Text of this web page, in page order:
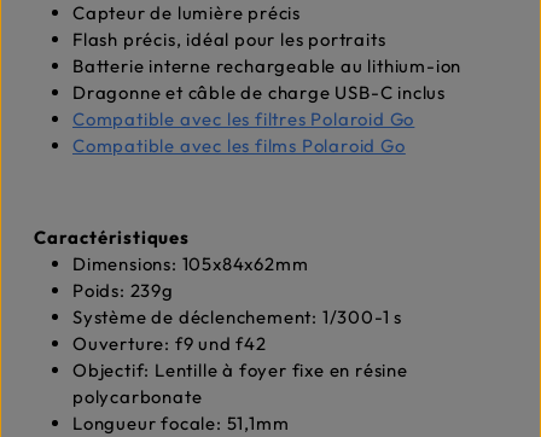
Capteur de lumière précis
Flash précis, idéal pour les portraits
Batterie interne rechargeable au lithium-ion
Dragonne et câble de charge USB-C inclus
Compatible avec les filtres Polaroid Go
Compatible avec les films Polaroid Go
Caractéristiques
Dimensions: 105x84x62mm
Poids: 239g
Système de déclenchement: 1/300-1 s
Ouverture: f9 und f42
Objectif: Lentille à foyer fixe en résine
polycarbonate
Longueur focale: 51,1mm